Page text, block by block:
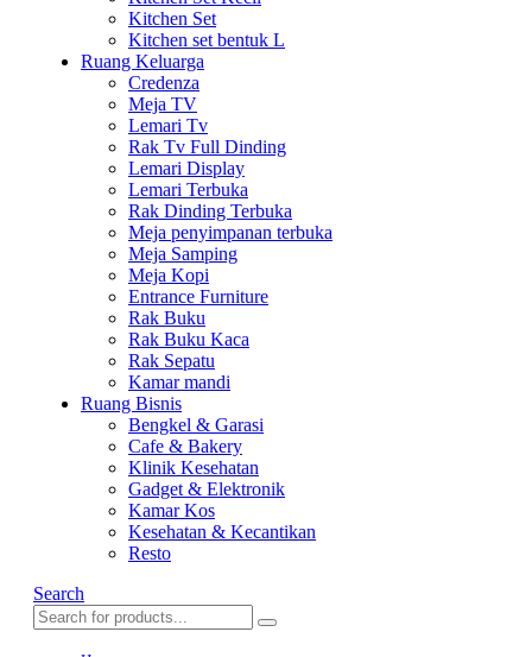
Kitchen Set
Kitchen set bentuk L
Ruang Keluarga
Credenza
Meja TV
Lemari Tv
Rak Tv Full Dinding
Lemari Display
Lemari Terbuka
Rak Dinding Terbuka
Meja penyimpanan terbuka
Meja Samping
Meja Kopi
Entrance Furniture
Rak Buku
Rak Buku Kaca
Rak Sepatu
Kamar mandi
Ruang Bisnis
Bengkel & Garasi
Cafe & Bakery
Klinik Kesehatan
Gadget & Elektronik
Kamar Kos
Kesehatan & Kecantikan
Resto
Search